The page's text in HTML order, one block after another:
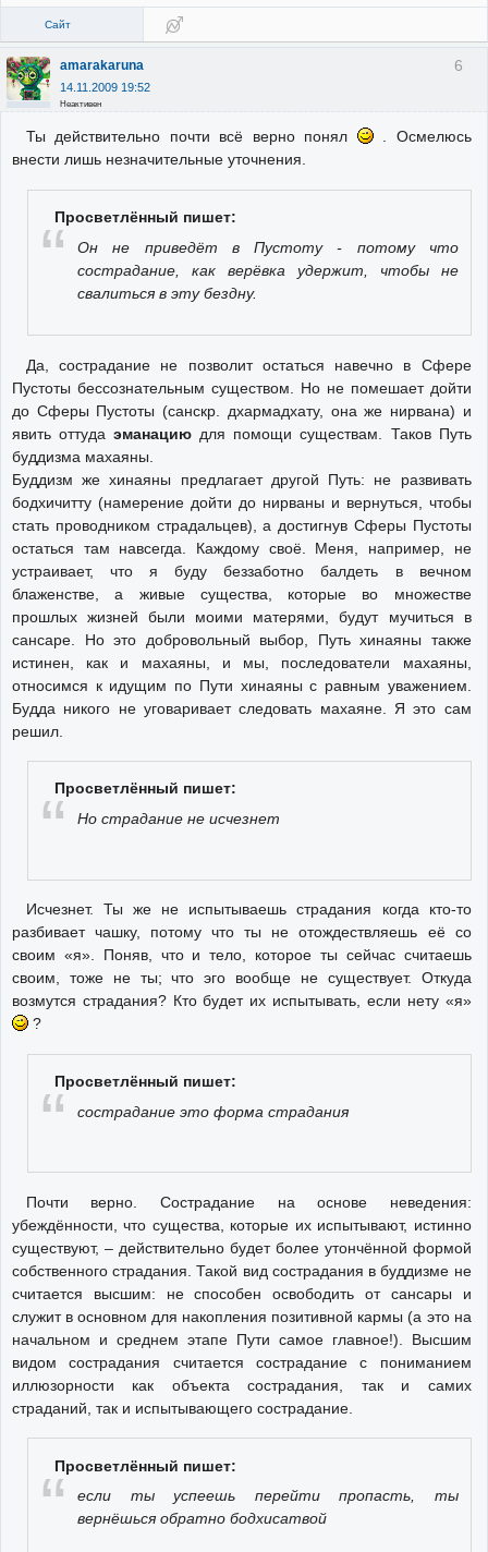
Сайт
6
amarakaruna
14.11.2009 19:52
Неактивен
Ты действительно почти всё верно понял
. Осмелюсь
внести лишь незначительные уточнения.
Просветлённый пишет:
Он не приведёт в Пустоту - потому что
сострадание, как верёвка удержит, чтобы не
свалиться в эту бездну.
Да, сострадание не позволит остаться навечно в Сфере
Пустоты бессознательным существом. Но не помешает дойти
до Сферы Пустоты (санскр. дхармадхату, она же нирвана) и
явить оттудаэманацию для помощи существам. Таков Путь
буддизма махаяны.
Буддизм же хинаяны предлагает другой Путь: не развивать
бодхичитту (намерение дойти до нирваны и вернуться, чтобы
стать проводником страдальцев), а достигнув Сферы Пустоты
остаться там навсегда. Каждому своё. Меня, например, не
устраивает, что я буду беззаботно балдеть в вечном
блаженстве, а живые существа, которые во множестве
прошлых жизней были моими матерями, будут мучиться в
сансаре. Но это добровольный выбор, Путь хинаяны также
истинен, как и махаяны, и мы, последователи махаяны,
относимся к идущим по Пути хинаяны с равным уважением.
Будда никого не уговаривает следовать махаяне. Я это сам
решил.
Просветлённый пишет:
Но страдание не исчезнет
Исчезнет. Ты же не испытываешь страдания когда кто-то
разбивает чашку, потому что ты не отождествляешь её со
своим «я». Поняв, что и тело, которое ты сейчас считаешь
своим, тоже не ты; что эго вообще не существует. Откуда
возмутся страдания? Кто будет их испытывать, если нету «я»
?
Просветлённый пишет:
сострадание это форма страдания
Почти верно. Сострадание на основе неведения:
убеждённости, что существа, которые их испытывают, истинно
существуют, – действительно будет более утончённой формой
собственного страдания. Такой вид сострадания в буддизме не
считается высшим: не способен освободить от сансары и
служит в основном для накопления позитивной кармы (а это на
начальном и среднем этапе Пути самое главное!). Высшим
видом сострадания считается сострадание с пониманием
иллюзорности как объекта сострадания, так и самих
страданий, так и испытывающего сострадание.
Просветлённый пишет:
если ты успеешь перейти пропасть, ты
вернёшься обратно бодхисатвой